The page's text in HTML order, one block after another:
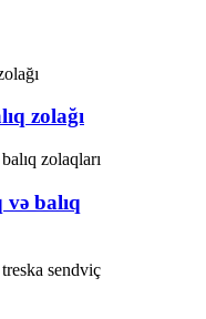
zolağı
balıq